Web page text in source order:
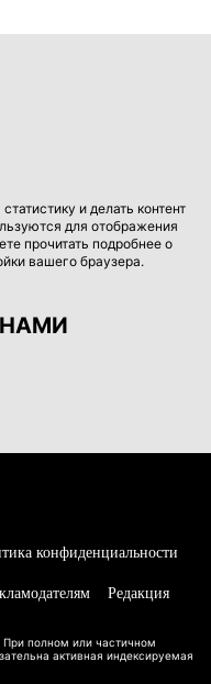
и делать контент
для отображения
прочитать подробнее о
вашего браузера.
конфиденциальности
Редакция
полном или частичном
активная индексируемая